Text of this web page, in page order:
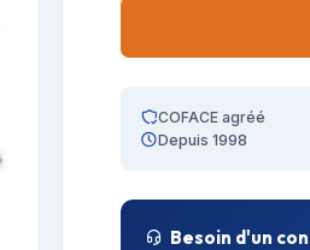
COFACE agréé
Depuis 1998
Besoin d'un